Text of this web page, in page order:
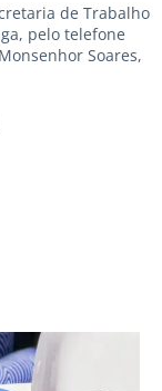
de Trabalho
pelo telefone
Soares,